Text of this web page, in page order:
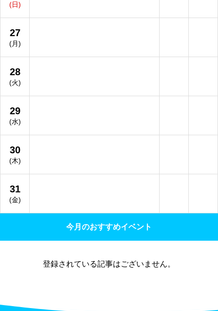
(日)
27
(月)
28
(火)
29
(水)
30
(木)
31
(金)
今月のおすすめイベント
登録されている記事はございません。